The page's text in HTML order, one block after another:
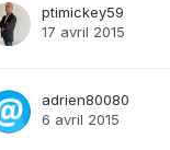
ptimickey59
17 avril 2015
adrien80080
6 avril 2015